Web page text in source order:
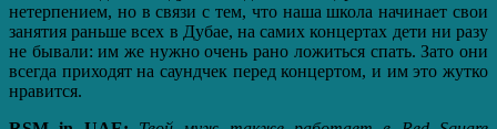
нетерпением, но в связи с тем, что наша школа начинает свои
занятия раньше всех в Дубае, на самих концертах дети ни разу
не бывали: им же нужно очень рано ложиться спать. Зато они
всегда приходят на саундчек перед концертом, и им это жутко
нравится.